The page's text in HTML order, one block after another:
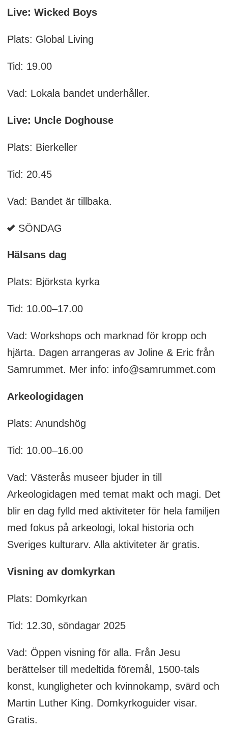
Live: Wicked Boys
Plats: Global Living
Tid: 19.00
Vad: Lokala bandet underhåller.
Live: Uncle Doghouse
Plats: Bierkeller
Tid: 20.45
Vad: Bandet är tillbaka.
SÖNDAG
Hälsans dag
Plats: Björksta kyrka
Tid: 10.00–17.00
Vad: Workshops och marknad för kropp och
hjärta. Dagen arrangeras av Joline & Eric från
Samrummet. Mer info: info@samrummet.com
Arkeologidagen
Plats: Anundshög
Tid: 10.00–16.00
Vad: Västerås museer bjuder in till
Arkeologidagen med temat makt och magi. Det
blir en dag fylld med aktiviteter för hela familjen
med fokus på arkeologi, lokal historia och
Sveriges kulturarv. Alla aktiviteter är gratis.
Visning av domkyrkan
Plats: Domkyrkan
Tid: 12.30, söndagar 2025
Vad: Öppen visning för alla. Från Jesu
berättelser till medeltida föremål, 1500-tals
konst, kungligheter och kvinnokamp, svärd och
Martin Luther King. Domkyrkoguider visar.
Gratis.